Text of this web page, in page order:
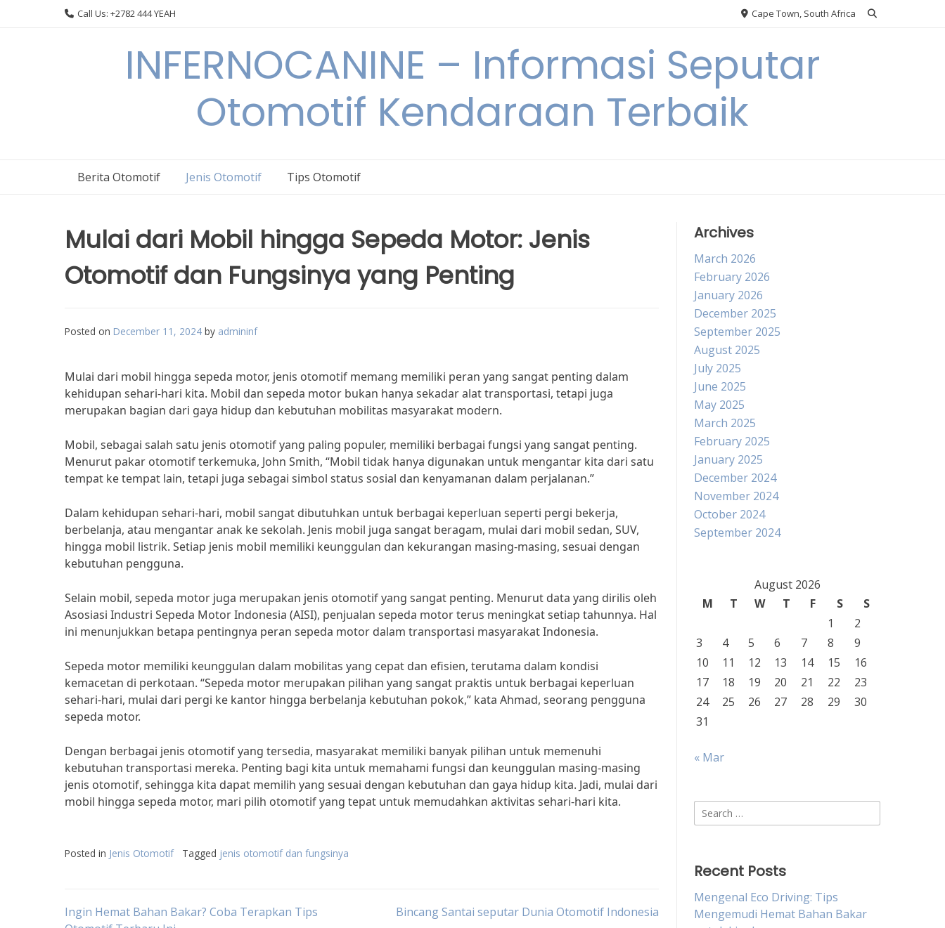
Call Us: +2782 444 YEAH Cape Town, South Africa
INFERNOCANINE – Informasi Seputar
Otomotif Kendaraan Terbaik
Berita Otomotif Jenis Otomotif Tips Otomotif
Mulai dari Mobil hingga Sepeda Motor: Jenis
Otomotif dan Fungsinya yang Penting
Posted on December 11, 2024 by admininf
Mulai dari mobil hingga sepeda motor, jenis otomotif memang memiliki peran yang sangat penting dalam
kehidupan sehari-hari kita. Mobil dan sepeda motor bukan hanya sekadar alat transportasi, tetapi juga
merupakan bagian dari gaya hidup dan kebutuhan mobilitas masyarakat modern.
Mobil, sebagai salah satu jenis otomotif yang paling populer, memiliki berbagai fungsi yang sangat penting.
Menurut pakar otomotif terkemuka, John Smith, “Mobil tidak hanya digunakan untuk mengantar kita dari satu
tempat ke tempat lain, tetapi juga sebagai simbol status sosial dan kenyamanan dalam perjalanan.”
Dalam kehidupan sehari-hari, mobil sangat dibutuhkan untuk berbagai keperluan seperti pergi bekerja,
berbelanja, atau mengantar anak ke sekolah. Jenis mobil juga sangat beragam, mulai dari mobil sedan, SUV,
hingga mobil listrik. Setiap jenis mobil memiliki keunggulan dan kekurangan masing-masing, sesuai dengan
kebutuhan pengguna.
Selain mobil, sepeda motor juga merupakan jenis otomotif yang sangat penting. Menurut data yang dirilis oleh
Asosiasi Industri Sepeda Motor Indonesia (AISI), penjualan sepeda motor terus meningkat setiap tahunnya. Hal
ini menunjukkan betapa pentingnya peran sepeda motor dalam transportasi masyarakat Indonesia.
Sepeda motor memiliki keunggulan dalam mobilitas yang cepat dan efisien, terutama dalam kondisi
kemacetan di perkotaan. “Sepeda motor merupakan pilihan yang sangat praktis untuk berbagai keperluan
sehari-hari, mulai dari pergi ke kantor hingga berbelanja kebutuhan pokok,” kata Ahmad, seorang pengguna
sepeda motor.
Dengan berbagai jenis otomotif yang tersedia, masyarakat memiliki banyak pilihan untuk memenuhi
kebutuhan transportasi mereka. Penting bagi kita untuk memahami fungsi dan keunggulan masing-masing
jenis otomotif, sehingga kita dapat memilih yang sesuai dengan kebutuhan dan gaya hidup kita. Jadi, mulai dari
mobil hingga sepeda motor, mari pilih otomotif yang tepat untuk memudahkan aktivitas sehari-hari kita.
Posted in Jenis Otomotif Tagged jenis otomotif dan fungsinya
Post
Ingin Hemat Bahan Bakar? Coba Terapkan Tips
Bincang Santai seputar Dunia Otomotif Indonesia
Archives
March 2026
February 2026
January 2026
December 2025
September 2025
August 2025
July 2025
June 2025
May 2025
March 2025
February 2025
January 2025
December 2024
November 2024
October 2024
September 2024
August 2026
M
T W T F S
S
1
2
3
4 5 6 7 8
9
10
11 12 13 14 15
16
17
18 19 20 21 22
23
24
25 26 27 28 29
30
31
« Mar
Search
for:
Recent Posts
Mengenal Eco Driving: Tips
Mengemudi Hemat Bahan Bakar